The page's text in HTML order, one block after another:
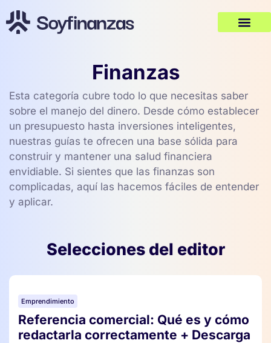
Finanzas
Esta categoría cubre todo lo que necesitas saber
sobre el manejo del dinero. Desde cómo establecer
un presupuesto hasta inversiones inteligentes,
nuestras guías te ofrecen una base sólida para
construir y mantener una salud financiera
envidiable. Si sientes que las finanzas son
complicadas, aquí las hacemos fáciles de entender
y aplicar.
Selecciones del editor
Emprendimiento
Referencia comercial: Qué es y cómo
redactarla correctamente + Descarga